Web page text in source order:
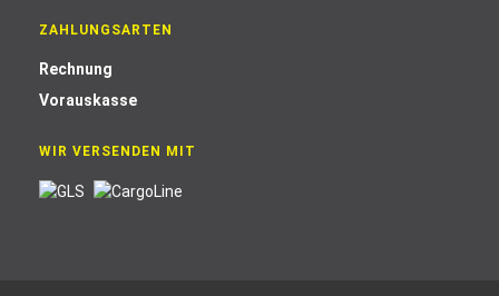
ZAHLUNGSARTEN
Rechnung
Vorauskasse
WIR VERSENDEN MIT